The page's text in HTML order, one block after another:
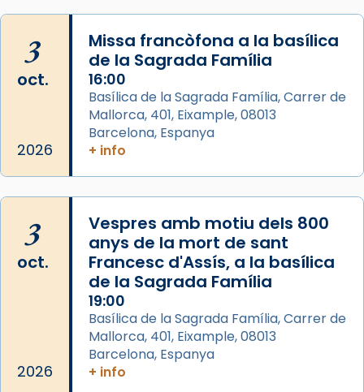
Memòria de les santes Juliana i
Semproniana, verges i màrtirs.
Acompanyant la història de sant Cugat, a
partir de l’Edat Mitjana sorgeix la tradició
que les santes Juliana (“relatiu a Júlia”) i
Semproniana (“relatiu a Semprònia =
eterna”) són deixebles seves. I l’any 1667, el
frare Joan Gaspar Roig, afirma en una obra
que les santes són filles de l’antiga Iluro.
Mataró en reivindicarà les relíquies fins que
les aconseguirà el 1772. L’ofici que es canta
a la “Missa de les Santes” (“Missa de
Glòria”) fou composta el 1848 per Mn.
Manuel Blanch, amb aire d’òpera
italianitzant; s’interpreta per privilegi
pontifici, amb orquestra i cor, i té una
duració aproximada de tres hores. Després,
processó (recuperada el 1972) al voltant
3
oct.
2026
Missa francòfona a la basílica
de la Sagrada Família
16:00
Basílica de la Sagrada Família, Carrer de
Mallorca, 401, Eixample, 08013
Barcelona, Espanya
+ info
3
oct.
2026
Vespres amb motiu dels 800
anys de la mort de sant
Francesc d'Assís, a la basílica
de la Sagrada Família
19:00
Basílica de la Sagrada Família, Carrer de
Mallorca, 401, Eixample, 08013
Barcelona, Espanya
+ info